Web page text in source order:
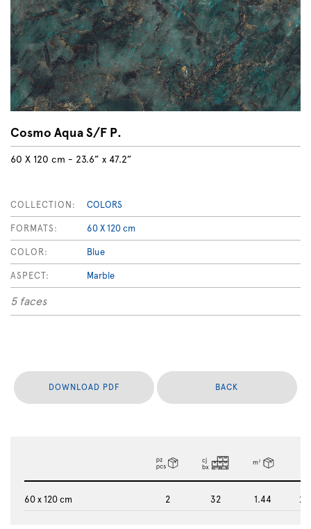
Cosmo Aqua S/F P.
60 X 120 cm - 23.6” x 47.2”
COLLECTION: COLORS
FORMATS: 60 X 120 cm
COLOR: Blue
ASPECT: Marble
5 faces
DOWNLOAD PDF BACK
60 x 120 cm 2 32 1.44